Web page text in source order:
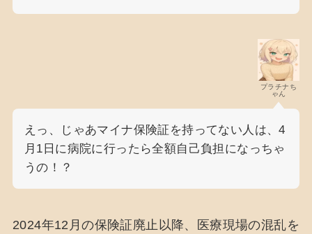
プラチナち
ゃん
えっ、じゃあマイナ保険証を持ってない人は、4
月1日に病院に行ったら全額自己負担になっちゃ
うの！？
2024年12月の保険証廃止以降、医療現場の混乱を